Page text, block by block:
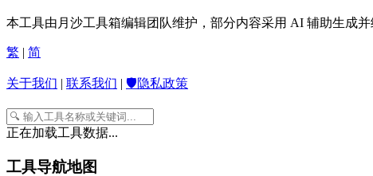
本工具由月沙工具箱编辑团队维护，部分内容采用 AI 辅助生成
繁 | 简
关于我们 | 联系我们 | 🛡️隐私政策
正在加载工具数据...
工具导航地图